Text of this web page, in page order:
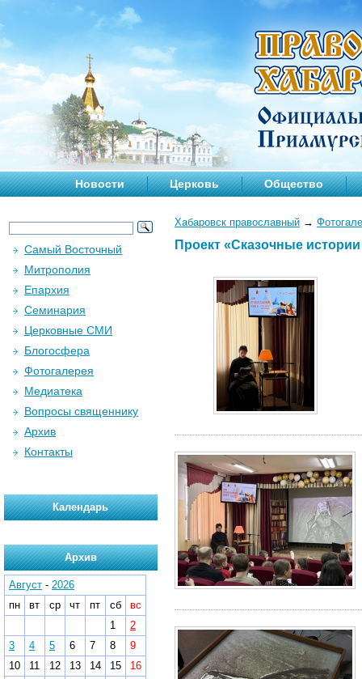
Новости Церковь Общество
Хабаровск православный →
Проект «Сказочные
Самый Восточный
Митрополия
Епархия
Семинария
Церковные СМИ
Блогосфера
Фотогалерея
Медиатека
Вопросы священнику
Архив
Контакты
Календарь
Архив
Август - 2026
пн
вт ср чт пт сб
вс
1
2
3
4 5 6 7 8
9
10
11 12 13 14 15
16